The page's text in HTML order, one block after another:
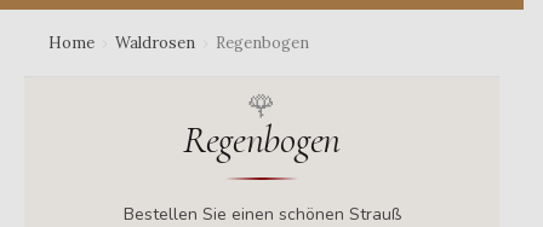
Home Waldrosen Regenbogen
Regenbogen
Bestellen Sie einen schönen Strauß